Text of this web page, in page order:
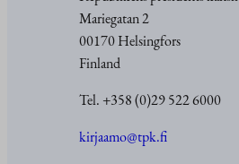
Mariegatan 2
00170 Helsingfors
Finland
Tel. +358 (0)29 522 6000
kirjaamo@tpk.fi